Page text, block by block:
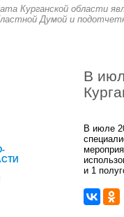
Курганской области
Думой и
В
В июле
и 1